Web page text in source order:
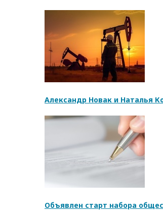
Александр Новак и Наталья
Объявлен старт набора